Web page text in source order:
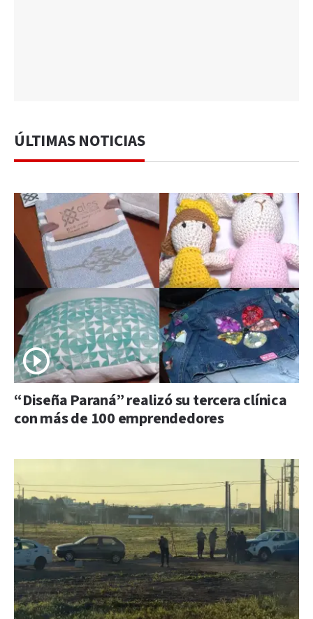
ÚLTIMAS NOTICIAS
“Diseña Paraná” realizó su tercera clínica
con más de 100 emprendedores